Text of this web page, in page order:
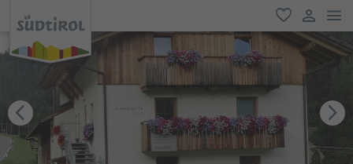
favorit
user link